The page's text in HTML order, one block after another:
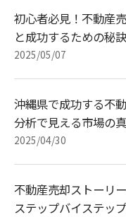
初心者必見！不動産
と成功するための秘訣
2025/05/07
沖縄県で成功する不
分析で見える市場の
2025/04/30
不動産売却ストーリ
ステップバイステッ